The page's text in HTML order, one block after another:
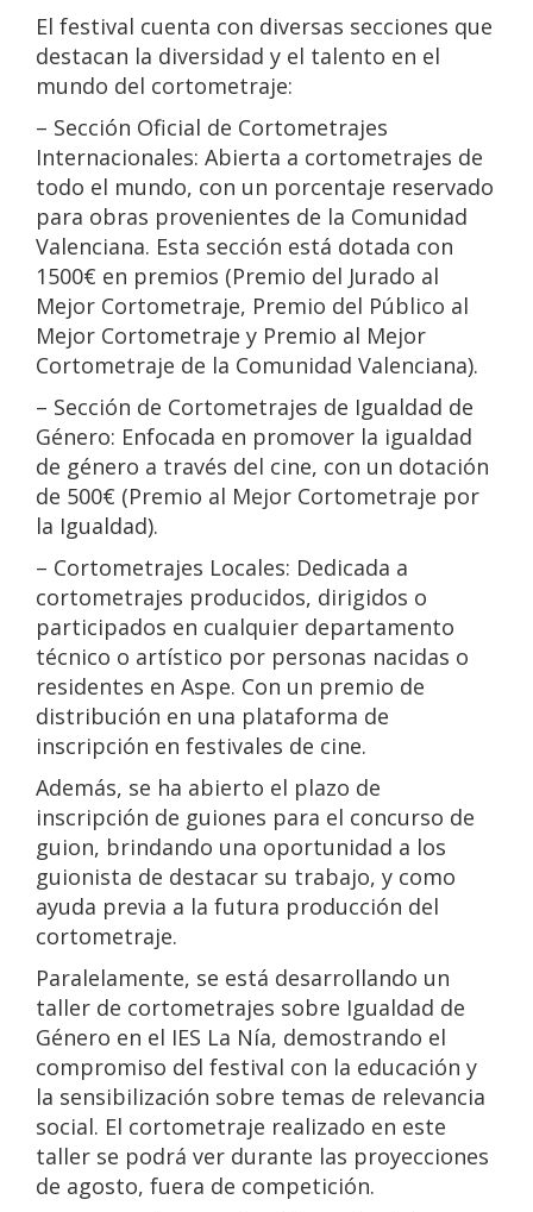
El festival cuenta con diversas secciones que
destacan la diversidad y el talento en el
mundo del cortometraje:
– Sección Oficial de Cortometrajes
Internacionales: Abierta a cortometrajes de
todo el mundo, con un porcentaje reservado
para obras provenientes de la Comunidad
Valenciana. Esta sección está dotada con
1500€ en premios (Premio del Jurado al
Mejor Cortometraje, Premio del Público al
Mejor Cortometraje y Premio al Mejor
Cortometraje de la Comunidad Valenciana).
– Sección de Cortometrajes de Igualdad de
Género: Enfocada en promover la igualdad
de género a través del cine, con un dotación
de 500€ (Premio al Mejor Cortometraje por
la Igualdad).
– Cortometrajes Locales: Dedicada a
cortometrajes producidos, dirigidos o
participados en cualquier departamento
técnico o artístico por personas nacidas o
residentes en Aspe. Con un premio de
distribución en una plataforma de
inscripción en festivales de cine.
Además, se ha abierto el plazo de
inscripción de guiones para el concurso de
guion, brindando una oportunidad a los
guionista de destacar su trabajo, y como
ayuda previa a la futura producción del
cortometraje.
Paralelamente, se está desarrollando un
taller de cortometrajes sobre Igualdad de
Género en el IES La Nía, demostrando el
compromiso del festival con la educación y
la sensibilización sobre temas de relevancia
social. El cortometraje realizado en este
taller se podrá ver durante las proyecciones
de agosto, fuera de competición.